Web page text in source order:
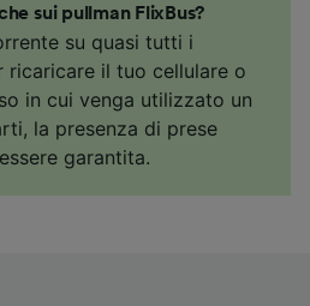
sui pullman FlixBus?
su quasi tutti i
ricaricare il tuo cellulare o
in cui venga utilizzato un
la presenza di prese
garantita.